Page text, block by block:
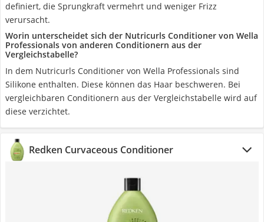
definiert, die Sprungkraft vermehrt und weniger Frizz
verursacht.
Worin unterscheidet sich der Nutricurls Conditioner von Wella
Professionals von anderen Conditionern aus der
Vergleichstabelle?
In dem Nutricurls Conditioner von Wella Professionals sind
Silikone enthalten. Diese können das Haar beschweren. Bei
vergleichbaren Conditionern aus der Vergleichstabelle wird auf
diese verzichtet.
Redken Curvaceous Conditioner